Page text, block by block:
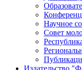
Научное
Совет
Издательство